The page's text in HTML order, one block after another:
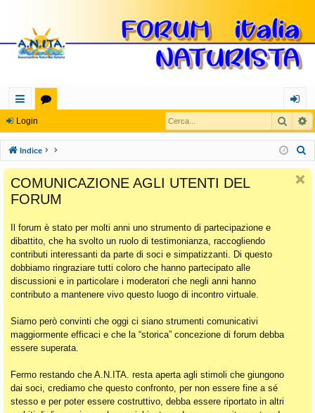
oll
eg
a
m
en
ti
Ra
pi
di
u
m
og
in
Login Cerca
Indice
COMUNICAZIONE AGLI UTENTI DEL
FORUM
Il forum è stato per molti anni uno strumento di partecipazione e
dibattito, che ha svolto un ruolo di testimonianza, raccogliendo
contributi interessanti da parte di soci e simpatizzanti. Di questo
dobbiamo ringraziare tutti coloro che hanno partecipato alle
discussioni e in particolare i moderatori che negli anni hanno
contributo a mantenere vivo questo luogo di incontro virtuale.
Siamo però convinti che oggi ci siano strumenti comunicativi
maggiormente efficaci e che la “storica” concezione di forum debba
essere superata.
Fermo restando che A.N.ITA. resta aperta agli stimoli che giungono
dai soci, crediamo che questo confronto, per non essere fine a sé
stesso e per poter essere costruttivo, debba essere riportato in altri